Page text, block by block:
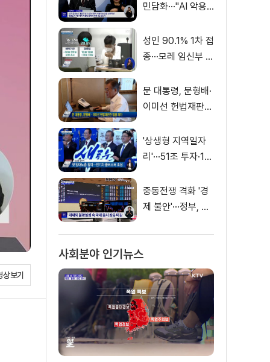
보기
민담화···"AI 악용
성인 90.1% 1차 접
종···모레 임신부 사
문 대통령, 문형배·
이미선 헌법재판관
'상생형 지역일자
리'···51조 투자·13
중동전쟁 격화 '경
제 불안'···정부, 금
소화
사회분야 인기뉴스